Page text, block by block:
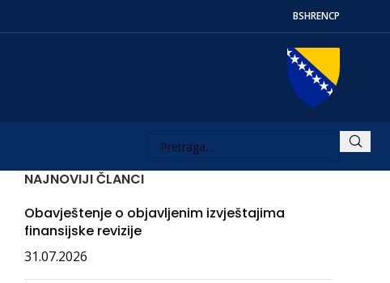
BSHRENСР
NAJNOVIJI ČLANCI
Obavještenje o objavljenim izvještajima
finansijske revizije
31.07.2026